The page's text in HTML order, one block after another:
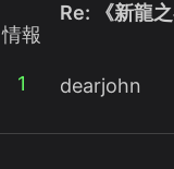
情報
1
Re: 《新龍
dearjohn